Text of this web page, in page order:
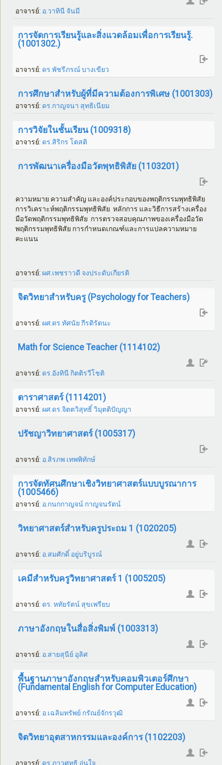
อาจารย์: อ.วาทินี จันมี
การจัดการเรียนรู้และสิ่งแวดล้อมเพื่อการเรียนรู้.
(1001302.)
อาจารย์: ดร.พัชรีภรณ์ บางเขียว
การศึกษาสำหรับผู้ที่มีความต้องการพิเศษ (1001303)
อาจารย์: ดร.กาญจนา สุทธิเนียม
การวิจัยในชั้นเรียน (1009318)
อาจารย์: ดร.สิริกร โตสติ
การพัฒนาเครื่องมือวัดพุทธิพิสัย (1103201)
ความหมาย ความสำคัญ และองค์ประกอบของพฤติกรรมพุทธิพิสัย
การวิเคราะห์พฤติกรรมพุทธิพิสัย หลักการ และวิธีการสร้างเครื่อง
มือวัดพฤติกรรมพุทธิพิสัย การตรวจสอบคุณภาพของเครื่องมือวัด
พฤติกรรมพุทธิพิสัย การกำหนดเกณฑ์และการแปลความหมาย
คะแนน
อาจารย์: ผศ.เพชราวดี จงประดับเกียรติ
จิตวิทยาสำหรับครู (Psychology for Teachers)
อาจารย์: ผศ.ดร.ทัศนัย กีรติรัตนะ
Math for Science Teacher (1114102)
อาจารย์: ดร.อังทินี กิตติรวีโชติ
ดาราศาสตร์ (1114201)
อาจารย์: ผศ.ดร.จิตตวิสุทธิ์ วิมุตติปัญญา
ปรัชญาวิทยาศาสตร์ (1005317)
อาจารย์: อ.สิรภพ เทพพิทักษ์
การจัดทัศนศึกษาเชิงวิทยาศาสตร์แบบบูรณาการ
(1005466)
อาจารย์: อ.กนกกาญจน์ กาญจนรัตน์
วิทยาศาสตร์สำหรับครูประถม 1 (1020205)
อาจารย์: อ.สมศักดิ์ อยู่บริบูรณ์
เคมีสำหรับครูวิทยาศาสตร์ 1 (1005205)
อาจารย์: ดร. หทัยรัตน์ สุขเพรียบ
ภาษาอังกฤษในสื่อสิ่งพิมพ์ (1003313)
อาจารย์: อ.สายสุนีย์ อุลิศ
พื้นฐานภาษาอังกฤษสำหรับคอมพิวเตอร์ศึกษา
(Fundamental English for Computer Education)
อาจารย์: อ.เฉลิมทรัพย์ กรัณย์จักรวุฒิ
จิตวิทยาอุตสาหกรรมและองค์การ (1102203)
อาจารย์: ดร.ภาวศุทธิ อุ่นใจ